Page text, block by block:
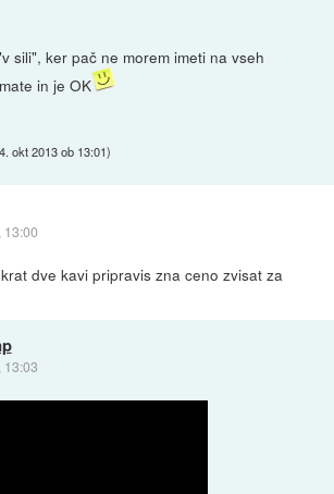
sili", ker pač ne morem imeti na vseh
in je OK
okt 2013 ob 13:01)
13:00
dve kavi pripravis zna ceno zvisat za
13:03